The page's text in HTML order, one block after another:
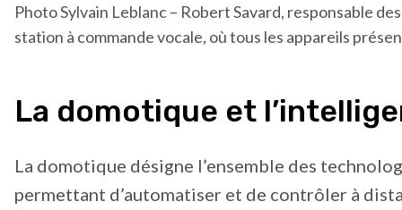
Photo Sylvain Leblanc – Robert Savard, responsable
station à commande vocale, où tous les appareils
La domotique et
La domotique désigne l’ensemble des
permettant d’automatiser et de contrôler à